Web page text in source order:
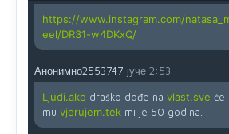
https://www.instagram.com/
eel/DR31-w4DKxQ/
Анонимно2553747 јуче 2:53
Ljudi.ako draško dođe na vlast.sve će
mu vjerujem.tek mi je 50 godina.